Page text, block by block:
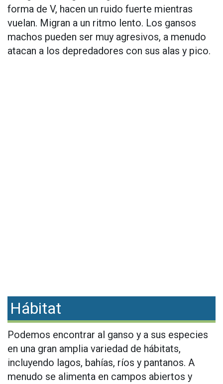
forma de V, hacen un ruido fuerte mientras
vuelan. Migran a un ritmo lento. Los gansos
machos pueden ser muy agresivos, a menudo
atacan a los depredadores con sus alas y pico.
Hábitat
Podemos encontrar al ganso y a sus especies
en una gran amplia variedad de hábitats,
incluyendo lagos, bahías, ríos y pantanos. A
menudo se alimenta en campos abiertos y